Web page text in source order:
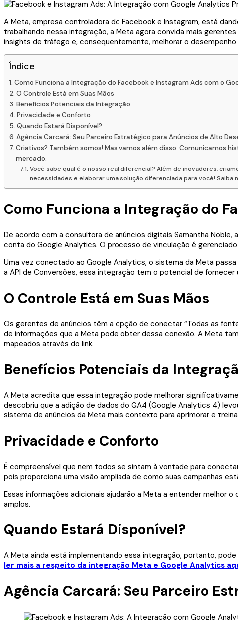
A Meta, empresa controladora do Facebook e Instagram, está
trabalhando nessa integração, a Meta agora convida mais
insights de tráfego e, consequentemente, melhorar o desempenho
Índice
Como Funciona a Integração do Facebook e Instagram Ads com o
O Controle Está em Suas Mãos
Benefícios Potenciais da Integração
Privacidade e Conforto
Quando Estará Disponível?
Agência Carcará: Seu Parceiro Estratégico para Anúncios de Alto
Criativos? Também somos! Mas vamos além disso: Comunicamos
mercado.
Você sabe qual é o nosso real diferencial? Além de inovadores,
necessidades e elaborar uma solução diferenciada para você! Saiba
Como Funciona a Integração do
De acordo com a consultora de anúncios digitais Samantha
conta do Google Analytics. O processo de vinculação é
Uma vez conectado ao Google Analytics, o sistema da Meta
a API de Conversões, essa integração tem o potencial de
O Controle Está em Suas Mãos
Os gerentes de anúncios têm a opção de conectar “Todas as
de informações que a Meta pode obter dessa conexão. A Meta
mapeados através do link.
Benefícios Potenciais da
A Meta acredita que essa integração pode melhorar
descobriu que a adição de dados do GA4 (Google Analytics 4)
sistema de anúncios da Meta mais contexto para aprimorar e
Privacidade e Conforto
É compreensível que nem todos se sintam à vontade para
pois proporciona uma visão ampliada de como suas campanhas
Essas informações adicionais ajudarão a Meta a entender melhor
amplos.
Quando Estará Disponível?
A Meta ainda está implementando essa integração, portanto,
ler mais a respeito da integração Meta e Google Analytics
Agência Carcará: Seu Parceiro